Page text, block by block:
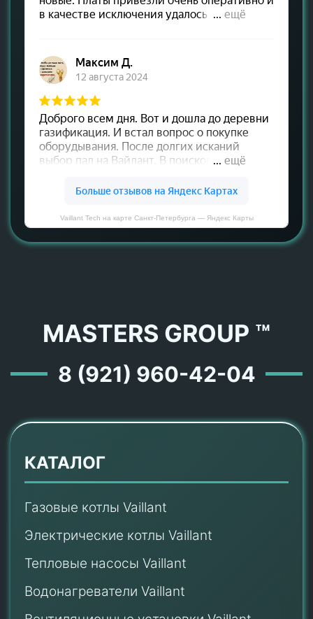
Vaillant Tech на карте Санкт‑Петербурга — Яндекс Карты
MASTERS GROUP ™
8 (921) 960-42-04
КАТАЛОГ
Газовые котлы Vaillant
Электрические котлы Vaillant
Тепловые насосы Vaillant
Водонагреватели Vaillant